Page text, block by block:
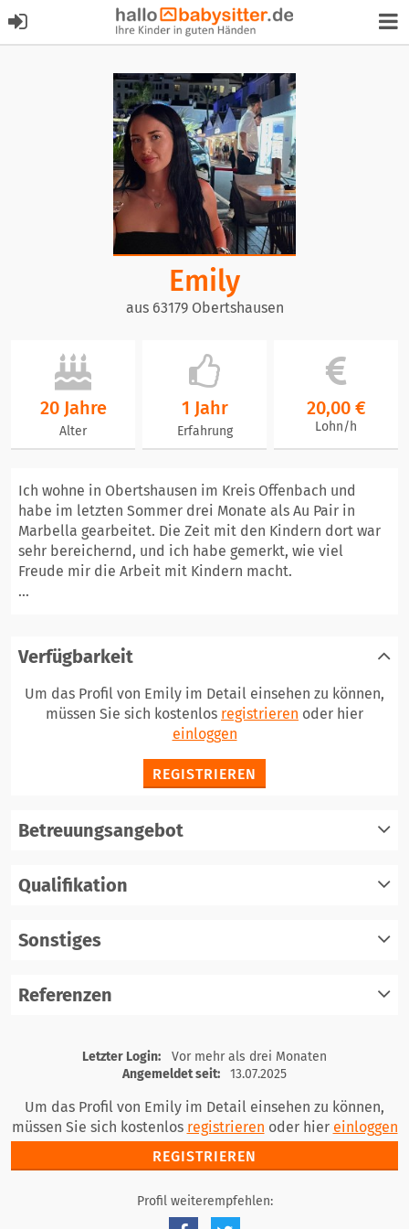
Emily
aus 63179 Obertshausen
20 Jahre
Alter
1 Jahr
Erfahrung
20,00 €
Lohn/h
Ich wohne in Obertshausen im Kreis Offenbach und
habe im letzten Sommer drei Monate als Au Pair in
Marbella gearbeitet. Die Zeit mit den Kindern dort war
sehr bereichernd, und ich habe gemerkt, wie viel
Freude mir die Arbeit mit Kindern macht.
...
Verfügbarkeit
Um das Profil von Emily im Detail einsehen zu können,
müssen Sie sich kostenlos registrieren oder hier
einloggen
REGISTRIEREN
Betreuungsangebot
Qualifikation
Sonstiges
Referenzen
registrieren
einloggen
Letzter Login:
Vor mehr als drei Monaten
Angemeldet seit:
13.07.2025
Um das Profil von Emily im Detail einsehen zu können,
müssen Sie sich kostenlos registrieren oder hier einloggen
REGISTRIEREN
Profil weiterempfehlen: